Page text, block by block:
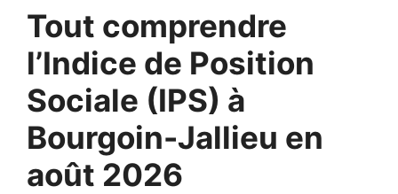
Tout comprendre
l’Indice de Position
Sociale (IPS) à
Bourgoin-Jallieu en
août 2026